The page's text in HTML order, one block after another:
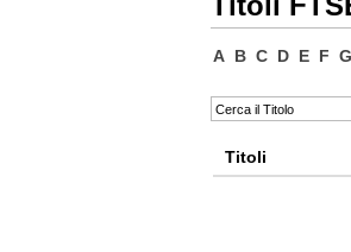
A B C D E F G
Titoli